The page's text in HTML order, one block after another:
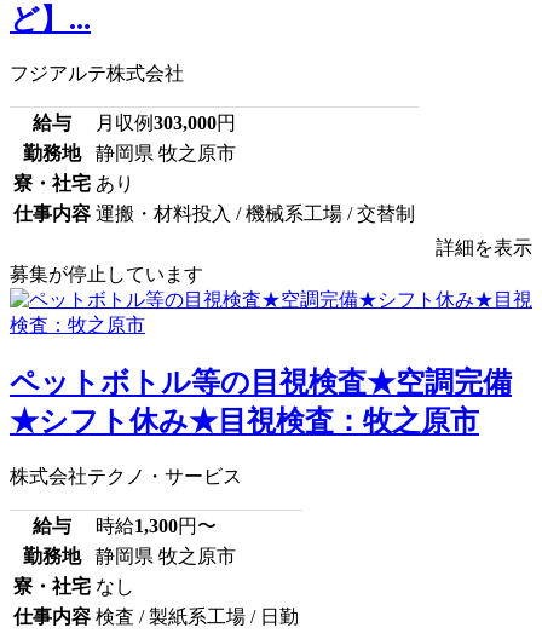
ど】...
フジアルテ株式会社
給与 月収例303,000円
勤務地
静岡県 牧之原市
寮・社宅 あり
仕事内容 運搬・材料投入 / 機械系工場 / 交替制
詳細を表示
募集が停止しています
ペットボトル等の目視検査★空調完備
★シフト休み★目視検査：牧之原市
株式会社テクノ・サービス
給与 時給1,300円〜
勤務地
静岡県 牧之原市
寮・社宅 なし
仕事内容 検査 / 製紙系工場 / 日勤